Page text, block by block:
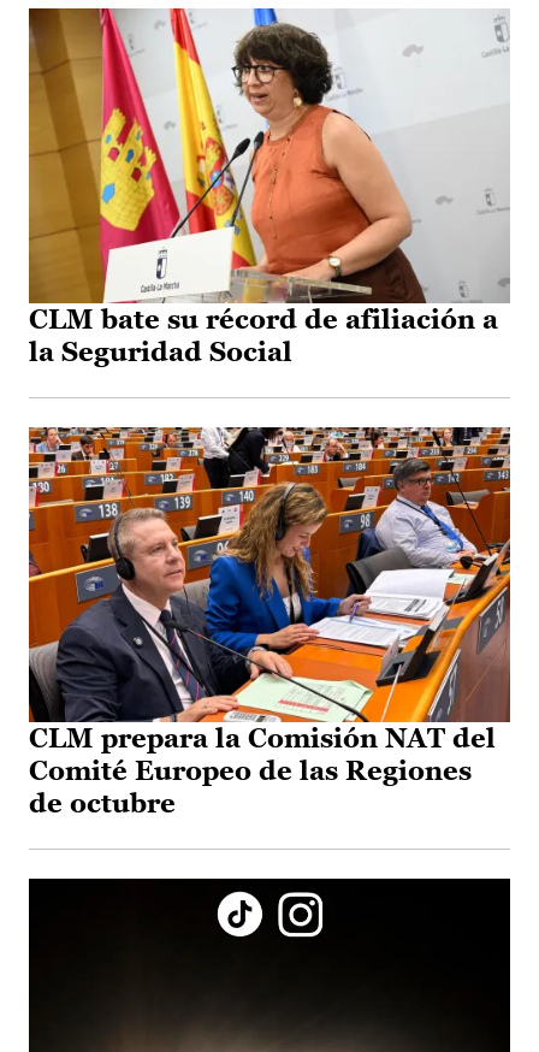
CLM bate su récord de afiliación a
la Seguridad Social
CLM prepara la Comisión NAT del
Comité Europeo de las Regiones
de octubre